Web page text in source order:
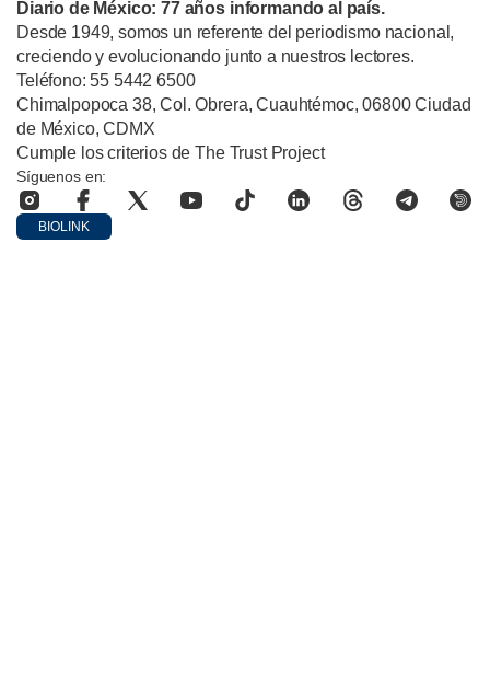
Diario de México: 77 años informando al país.
Desde 1949, somos un referente del periodismo nacional,
creciendo y evolucionando junto a nuestros lectores.
Teléfono: 55 5442 6500
Chimalpopoca 38, Col. Obrera, Cuauhtémoc, 06800 Ciudad
de México, CDMX
Cumple los criterios de The Trust Project
Síguenos en:
BIOLINK